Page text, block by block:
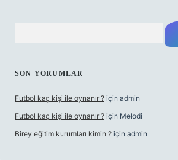
SON YORUMLAR
Futbol kaç kişi ile oynanır ? için admin
Futbol kaç kişi ile oynanır ? için Melodi
Birey eğitim kurumları kimin ? için admin